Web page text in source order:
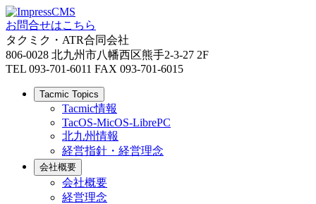
お問合せはこちら
タクミク・ATR合同会社
806-0028 北九州市八幡西区熊手2-3-27 2F
TEL 093-701-6011 FAX 093-701-6015
Tacmic Topics
Tacmic情報
TacOS-MicOS-LibrePC
北九州情報
経営指針・経営理念
会社概要
会社概要
経営理念